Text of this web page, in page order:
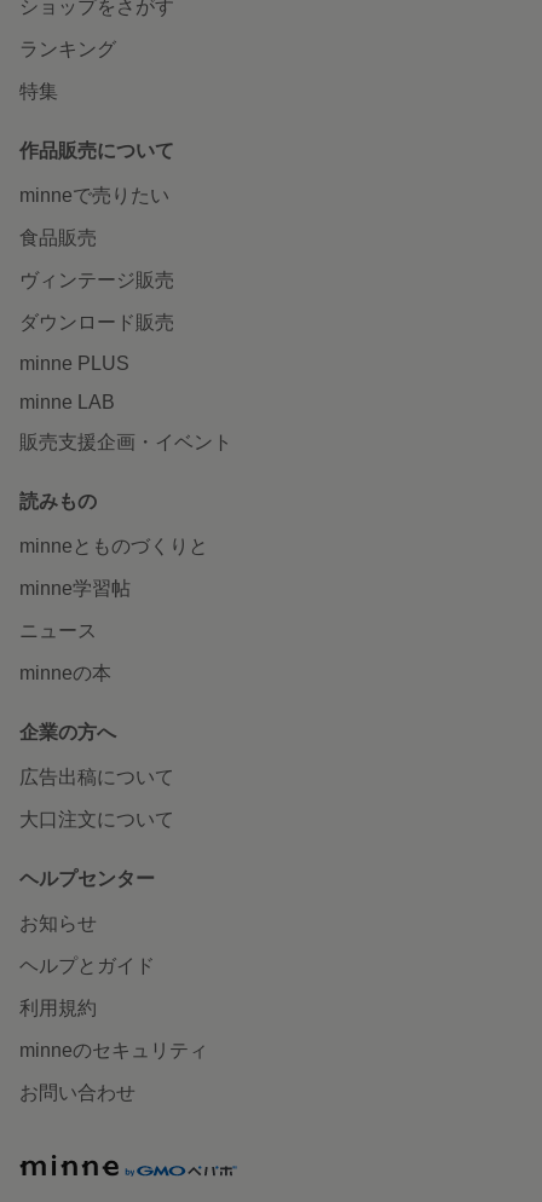
ショップをさがす
ランキング
特集
作品販売について
minneで売りたい
食品販売
ヴィンテージ販売
ダウンロード販売
minne PLUS
minne LAB
販売支援企画・イベント
読みもの
minneとものづくりと
minne学習帖
ニュース
minneの本
企業の方へ
広告出稿について
大口注文について
ヘルプセンター
お知らせ
ヘルプとガイド
利用規約
minneのセキュリティ
お問い合わせ